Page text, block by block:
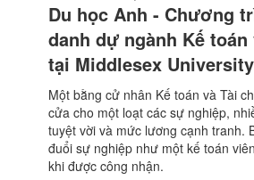
Du học Anh - Chương
danh dự ngành Kế toán
tại Middlesex
Một bằng cử nhân Kế toán và Tài
cửa cho một loạt các sự nghiệp,
tuyệt vời và mức lương cạnh tranh.
đuổi sự nghiệp như một kế toán
khi được công nhận.